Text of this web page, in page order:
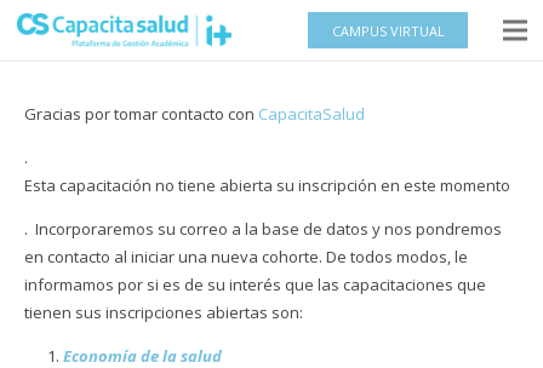
CAMPUS VIRTUAL
Gracias por tomar contacto con CapacitaSalud
.
Esta capacitación no tiene abierta su inscripción en este momento
. Incorporaremos su correo a la base de datos y nos pondremos
en contacto al iniciar una nueva cohorte. De todos modos, le
informamos por si es de su interés que las capacitaciones que
tienen sus inscripciones abiertas son:
Economía de la salud